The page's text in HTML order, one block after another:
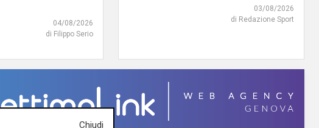
04/08/2026
di Filippo Serio
03/08/2026
di Redazione Sport
Chiudi